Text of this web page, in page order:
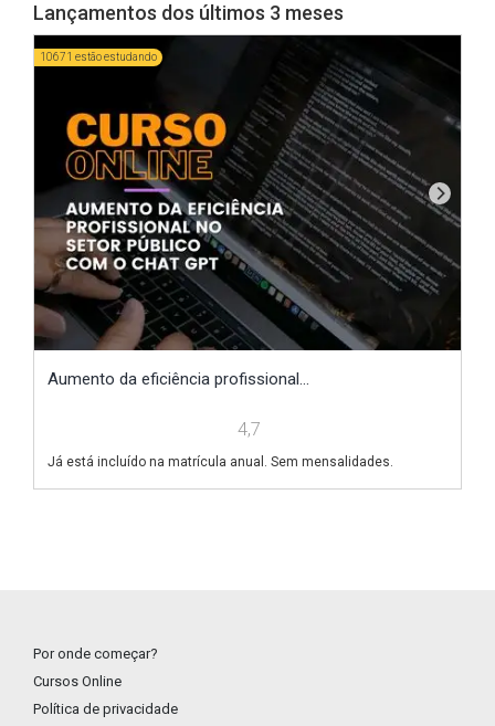
Lançamentos dos últimos 3 meses
10671 estão estudando
Aumento da eficiência profissional...
4,7
Já está incluído na matrícula anual. Sem mensalidades.
Por onde começar?
Cursos Online
Política de privacidade